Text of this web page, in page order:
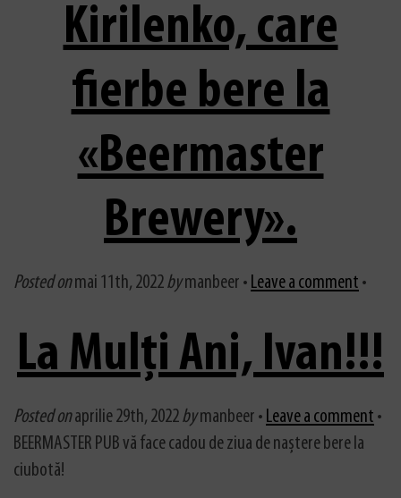
Kirilenko, care
fierbe bere la
«Beermaster
Brewery».
Posted onmai 11th, 2022bymanbeer • Leave a comment •
La Mulți Ani, Ivan!!!
Posted onaprilie 29th, 2022bymanbeer • Leave a comment •
BEERMASTER PUB vă face cadou de ziua de naștere bere la
ciubotă!